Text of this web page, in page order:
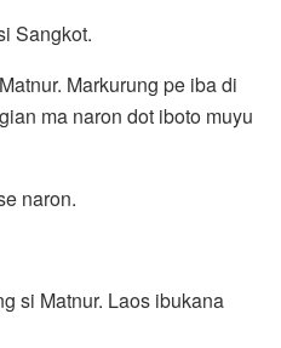
Sangkot.
Markurung pe iba di
ma naron dot iboto muyu
naron.
si Matnur. Laos ibukana